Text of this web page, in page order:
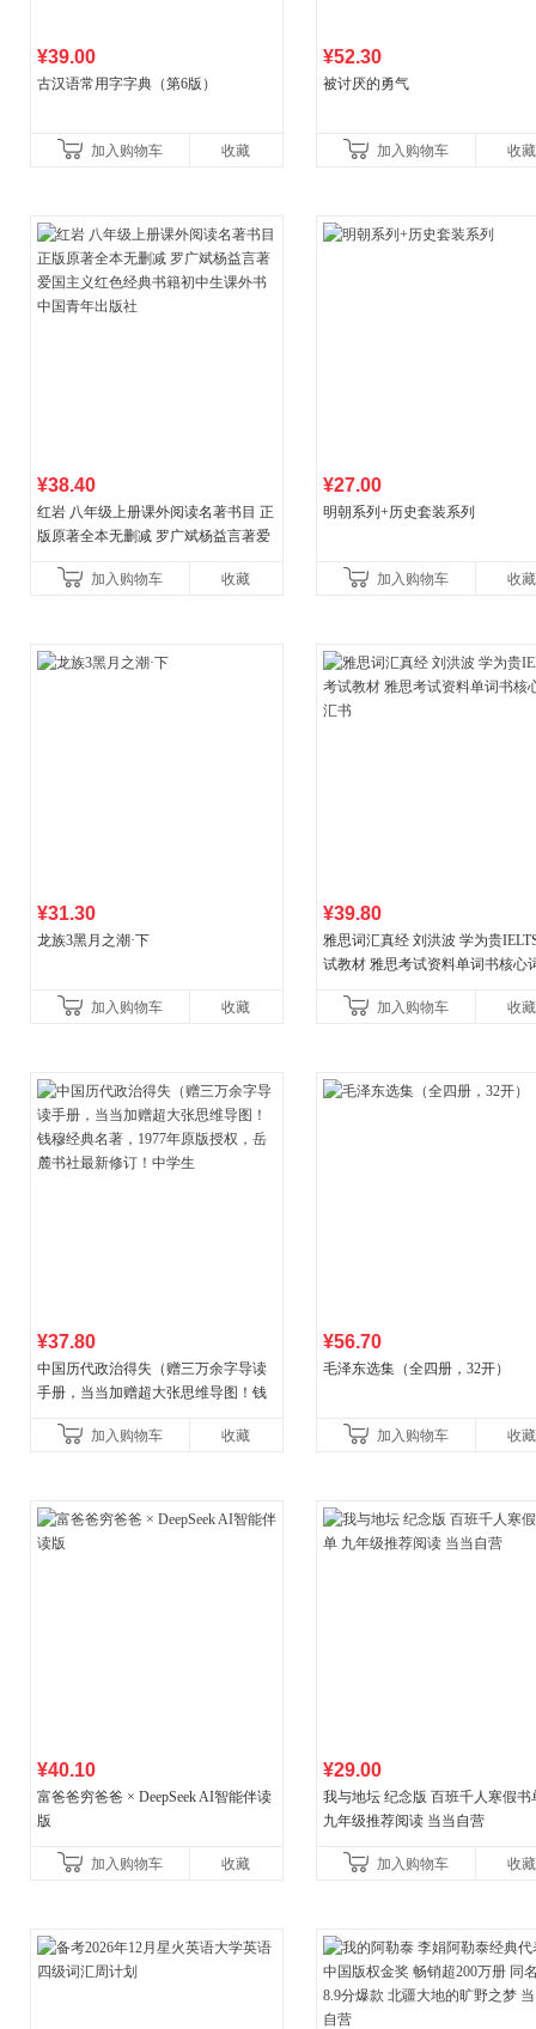
¥39.00
古汉语常用字字典（第6版）
加入购物车 收藏
¥52.30
被讨厌的勇气
加入购物车 收藏
¥38.40
红岩 八年级上册课外阅读名著书目 正
版原著全本无删减 罗广斌杨益言著爱
国青年出版社加入购物车 收藏
¥27.00
明朝系列+历史套装系列
加入购物车 收藏
¥31.30
龙族3黑月之潮·下
加入购物车 收藏
¥39.80
雅思词汇真经 刘洪波 学为贵
试教材 雅思考试资料单词书核心
加入购物车
收藏
¥37.80
中国历代政治得失（赠三万余字导读
手册，当当加赠超大张思维导图！钱
书社最新修订！中学生
加入购物车 收藏
¥56.70
毛泽东选集（全四册，32开）
加入购物车 收藏
¥40.10
富爸爸穷爸爸 × DeepSeek AI智能伴读
版
加入购物车 收藏
¥29.00
我与地坛 纪念版 百班千人寒假书
九年级推荐阅读 当当自营
加入购物车 收藏